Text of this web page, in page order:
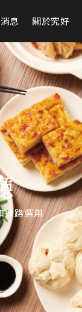
息 關於究好
通路選用